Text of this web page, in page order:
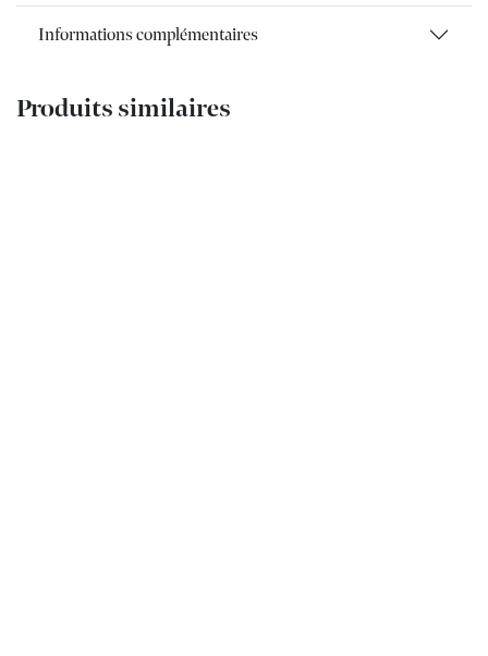
Informations complémentaires
Produits similaires